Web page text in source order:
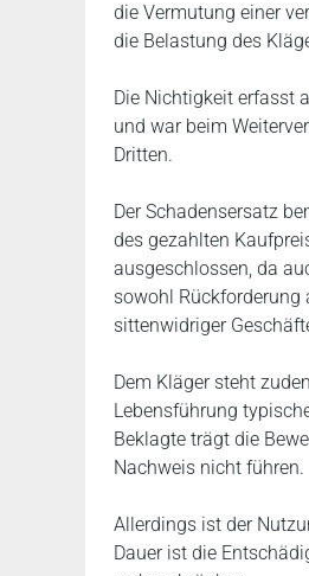
die Vermutung einer
die Belastung des
Die Nichtigkeit erfasst
und war beim
Dritten.
Der Schadensersatz
des gezahlten
ausgeschlossen, da
sowohl Rückforderung
sittenwidriger
Dem Kläger steht
Lebensführung
Beklagte trägt die
Nachweis nicht führen.
Allerdings ist der
Dauer ist die